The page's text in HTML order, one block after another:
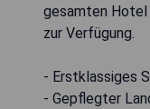
gesamten
zur Verfügung.
- Erstklassiges
- Gepflegter